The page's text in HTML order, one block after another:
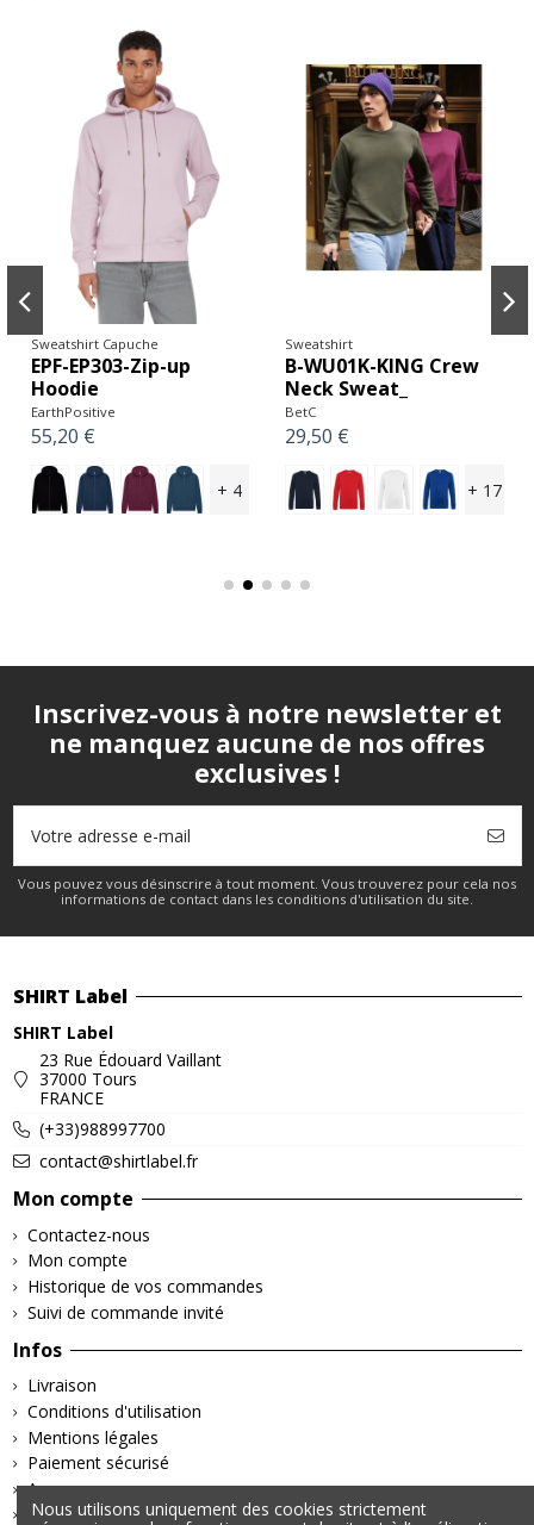
Sweatshirt Capuche
EPF-EP303-Zip-up
Hoodie
EarthPositive
55,20 €
+ 4
Sweatshirt
B-WU01K-KING Crew
Neck Sweat_
BetC
29,50 €
+ 17
Inscrivez-vous à notre newsletter et
ne manquez aucune de nos offres
exclusives !
Vous pouvez vous désinscrire à tout moment. Vous trouverez pour cela nos
informations de contact dans les conditions d'utilisation du site.
SHIRT Label
SHIRT Label
23 Rue Édouard Vaillant
37000 Tours
FRANCE
(+33)988997700
contact@shirtlabel.fr
Mon compte
Contactez-nous
Mon compte
Historique de vos commandes
Suivi de commande invité
Infos
Livraison
Conditions d'utilisation
Mentions légales
Paiement sécurisé
A propos
Retours & Remboursements
Nous utilisons uniquement des cookies strictement